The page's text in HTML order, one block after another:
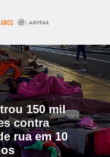
150 mil
contra
rua em 10